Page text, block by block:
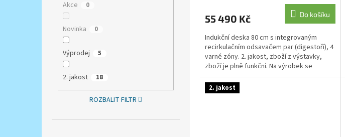
Akce 0
Novinka 0
Výprodej 5
2. jakost 18
ROZBALIT FILTR
M
A
55 490 Kč Do košíku
Indukční deska 80 cm s integrovaným
recirkulačním odsavačem par (digestoří), 4
varné zóny. 2. jakost, zboží z výstavky,
zboží je plně funkční. Na výrobek se
vztahuje...
2. jakost